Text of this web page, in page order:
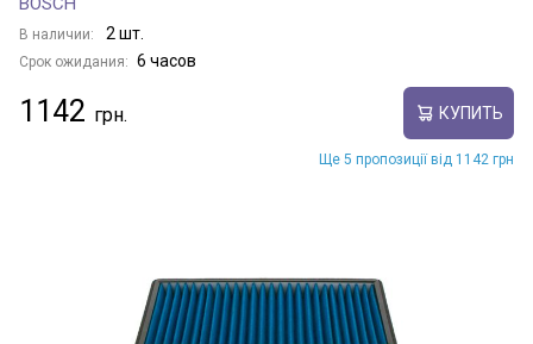
В наличии: 2 шт.
Срок ожидания: 6 часов
1142 КУПИТЬ
Ще 5 пропозиції від 1142 грн